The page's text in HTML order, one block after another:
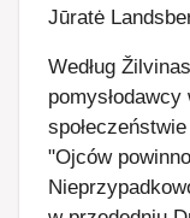
Jūratė
Według
"Ojców